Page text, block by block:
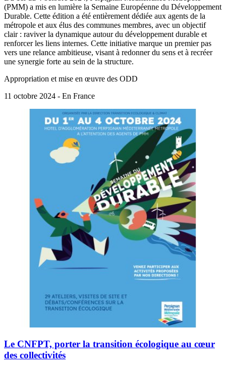
(PMM) a mis en lumière la Semaine Européenne du Développement
Durable. Cette édition a été entièrement dédiée aux agents de la
métropole et aux élus des communes membres, avec un objectif
clair : raviver la dynamique autour du développement durable et
renforcer les liens internes. Cette initiative marque un premier pas
vers une relance ambitieuse, visant à redonner du sens et à recréer
une synergie forte au sein de la structure.
Appropriation et mise en œuvre des ODD
11 octobre 2024 - En France
Le CNFPT, porter la transition écologique au cœur
des collectivités